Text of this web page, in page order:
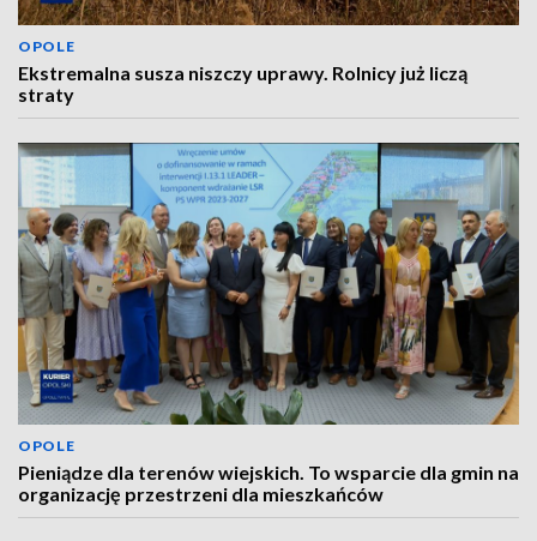
OPOLE
Ekstremalna susza niszczy uprawy. Rolnicy już liczą
straty
OPOLE
Pieniądze dla terenów wiejskich. To wsparcie dla gmin na
organizację przestrzeni dla mieszkańców